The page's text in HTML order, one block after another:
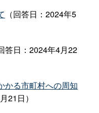
（回答日：2024年5
答日：2024年4月22
かる市町村への周知
21日）